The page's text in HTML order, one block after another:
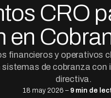
CRO
en
financieros y operativos
sistemas de cobranza
directiva.
18 may 2026 – 9 min de